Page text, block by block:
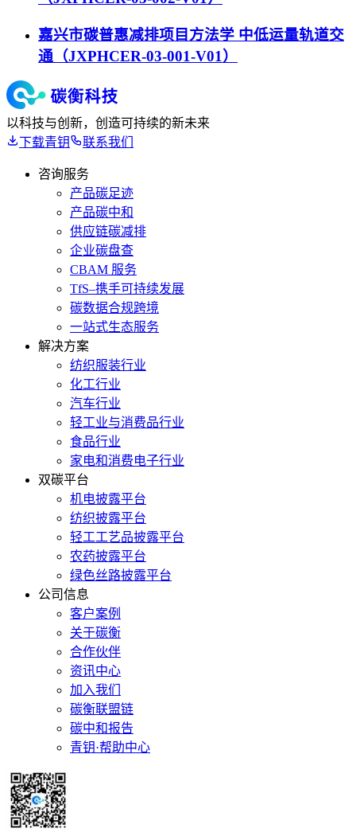
嘉兴市碳普惠减排项目方法学 中低运量轨道交
通（JXPHCER-03-001-V01）
以科技与创新，创造可持续的新未来
下载青钥
联系我们
咨询服务
产品碳足迹
产品碳中和
供应链碳减排
企业碳盘查
CBAM 服务
TfS–携手可持续发展
碳数据合规跨境
一站式生态服务
解决方案
纺织服装行业
化工行业
汽车行业
轻工业与消费品行业
食品行业
家电和消费电子行业
双碳平台
机电披露平台
纺织披露平台
轻工工艺品披露平台
农药披露平台
绿色丝路披露平台
公司信息
客户案例
关于碳衡
合作伙伴
资讯中心
加入我们
碳衡联盟链
碳中和报告
青钥·帮助中心